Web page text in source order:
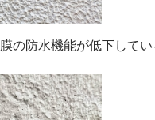
の防水機能が低下して